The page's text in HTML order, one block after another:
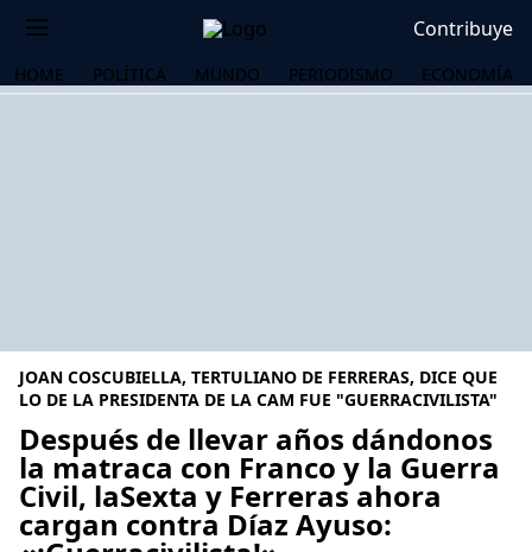
Contribuye
HOME POLÍTICA MUNDO PERIODISMO ECONOMÍA
JOAN COSCUBIELLA, TERTULIANO DE FERRERAS, DICE QUE
LO DE LA PRESIDENTA DE LA CAM FUE "GUERRACIVILISTA"
Después de llevar años dándonos
la matraca con Franco y la Guerra
Civil, laSexta y Ferreras ahora
cargan contra Díaz Ayuso: